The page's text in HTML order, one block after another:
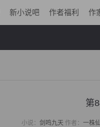
新小说吧 作者福利 作
第
小说： 剑鸣九天 作者： 一株